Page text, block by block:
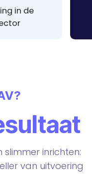
in de
inrichten:
van uitvoering